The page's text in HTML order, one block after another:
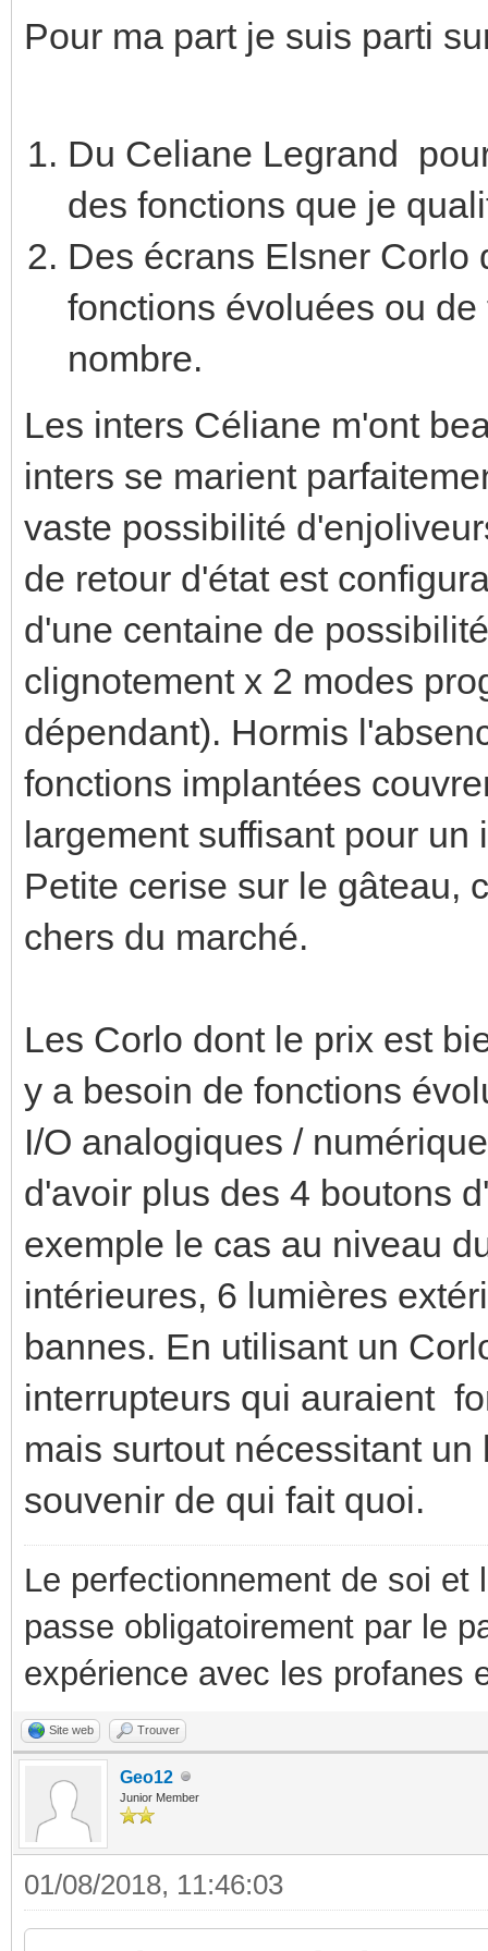
Pour ma part je suis parti
Du Celiane Legrand
des fonctions que je
Des écrans Elsner Corlo
fonctions évoluées ou
nombre.
Les inters Céliane m'ont
inters se marient
vaste possibilité
de retour d'état est
d'une centaine de
clignotement x 2 modes
dépendant). Hormis
fonctions implantées
largement suffisant pour un
Petite cerise sur le gâteau,
chers du marché.
Les Corlo dont le prix est
y a besoin de fonctions
I/O analogiques /
d'avoir plus des 4 boutons
exemple le cas au niveau
intérieures, 6 lumières
bannes. En utilisant un
interrupteurs qui auraient
mais surtout nécessitant
souvenir de qui fait quoi.
Le perfectionnement de soi
passe obligatoirement par le
expérience avec les profanes
Site web Trouver
Geo12
Junior Member
01/08/2018, 11:46:03